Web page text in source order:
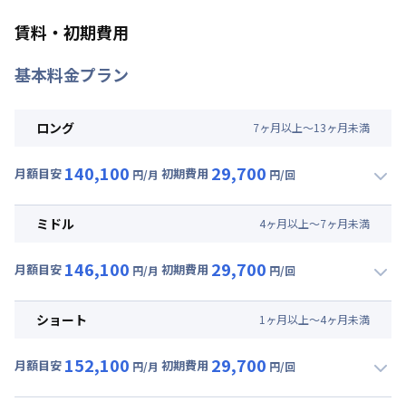
賃料・初期費用
基本料金プラン
ロング 7ヶ月以上～13ヶ月未満
月額目安 140,100 円/月 初期費用 29,700 円/回
月額賃料目安(30日利用)
光熱費他 : 21,000円/月 (700円/日) (税抜)
ミドル 4ヶ月以上～7ヶ月未満
月額目安 146,100 円/月 初期費用 29,700 円/回
月額賃料目安(30日利用)
光熱費他 : 21,000円/月 (700円/日) (税抜)
ショート 1 ヶ月以上～4ヶ月未満
月額目安 152,100 円/月 初期費用 29,700 円/回